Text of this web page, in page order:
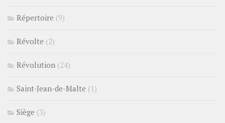
Répertoire (9)
Révolte (2)
Révolution (24)
Saint-Jean-de-Malte (1)
Siège (3)